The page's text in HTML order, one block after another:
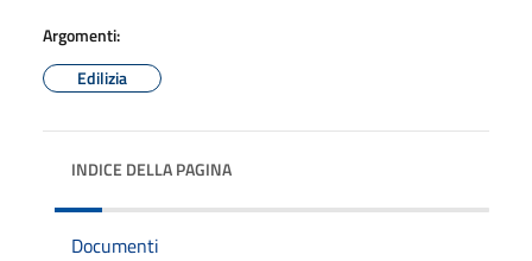
Argomenti:
Edilizia
INDICE DELLA PAGINA
Documenti